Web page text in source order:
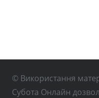
© Використання
Субота Онлайн